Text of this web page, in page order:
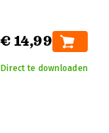
€ 14,99
Direct te downloaden